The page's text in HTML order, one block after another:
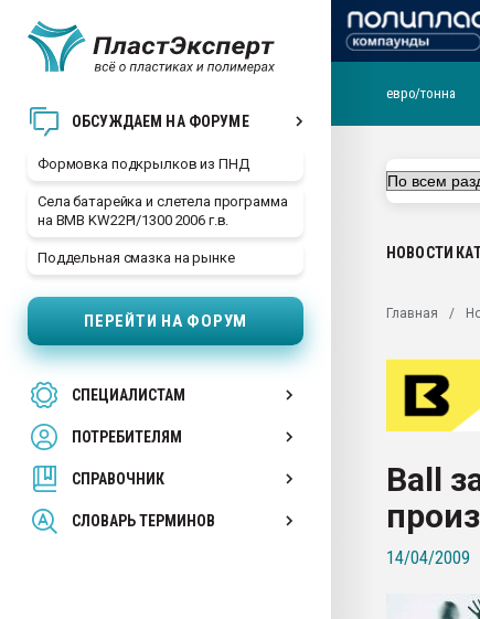
ОБСУЖДАЕМ НА ФОРУМЕ
Формовка подкрылков из ПНД
Села батарейка и слетела программа
на BMB KW22PI/1300 2006 г.в.
Поддельная смазка на рынке
ПЕРЕЙТИ НА ФОРУМ
СПЕЦИАЛИСТАМ
ПОТРЕБИТЕЛЯМ
СПРАВОЧНИК
СЛОВАРЬ ТЕРМИНОВ
29.07.2026 ФРП
Вакуум-
28.07.2026
первый план в
пластмасс
ситуацией на
Всё, что касается
бутылок
ПЕРЕЙТИ
евро/тонна
НОВОСТИ
Главная
Ball
14/04/2009